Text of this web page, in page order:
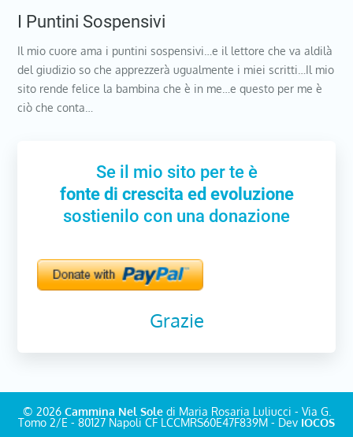
I Puntini Sospensivi
Il mio cuore ama i puntini sospensivi…e il lettore che va aldilà
del giudizio so che apprezzerà ugualmente i miei scritti…Il mio
sito rende felice la bambina che è in me…e questo per me è
ciò che conta…
Se il mio sito per te è
fonte di crescita ed evoluzione
sostienilo con una donazione
Grazie
© 2026 Cammina Nel Soledi Maria Rosaria Luliucci - Via G.
Tomo 2/E - 80127 Napoli CF LCCMRS60E47F839M - Dev IOCOS